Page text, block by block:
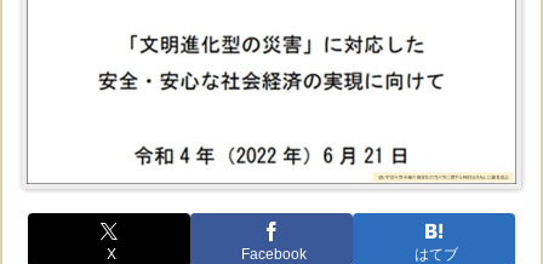
X Facebook はてブ